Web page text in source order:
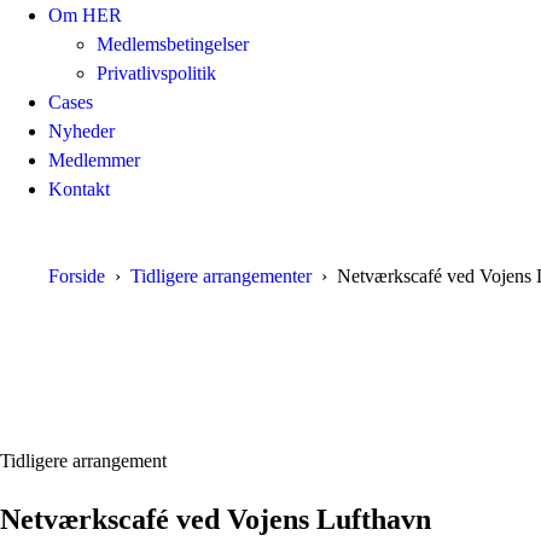
Om HER
Medlemsbetingelser
Privatlivspolitik
Cases
Nyheder
Medlemmer
Kontakt
Forside Tidligere arrangementer Netværkscafé ved Vojens
Tidligere arrangement
Netværkscafé ved Vojens Lufthavn